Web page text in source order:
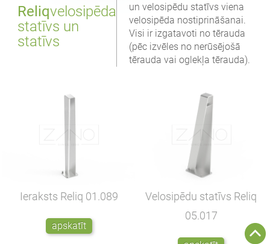
Reliqvelosipēda
statīvs un
statīvs
un velosipēdu statīvs viena
velosipēda nostiprināšanai.
Visi ir izgatavoti no tērauda
(pēc izvēles no nerūsējošā
tērauda vai oglekļa tērauda).
Ieraksts Reliq 01.089
apskatīt
Velosipēdu statīvs Reliq
05.017